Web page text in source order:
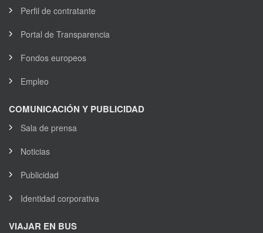
Perfil de contratante
Portal de Transparencia
Fondos europeos
Empleo
COMUNICACIÓN Y PUBLICIDAD
Sala de prensa
Noticias
Publicidad
Identidad corporativa
VIAJAR EN BUS